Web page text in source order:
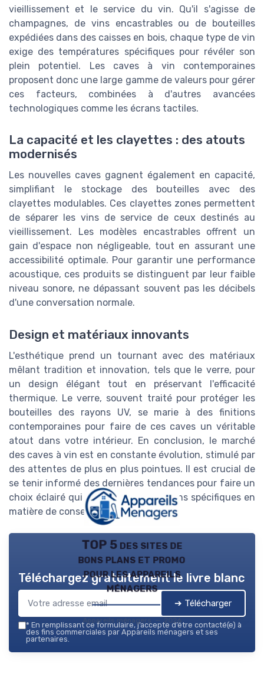
vieillissement et le service du vin. Qu'il s'agisse de
champagnes, de vins encastrables ou de bouteilles
expédiées dans des caisses en bois, chaque type de vin
exige des températures spécifiques pour révéler son
plein potentiel. Les caves à vin contemporaines
proposent donc une large gamme de valeurs pour gérer
ces facteurs, combinées à d'autres avancées
technologiques comme les écrans tactiles.
La capacité et les clayettes : des atouts
modernisés
Les nouvelles caves gagnent également en capacité,
simplifiant le stockage des bouteilles avec des
clayettes modulables. Ces clayettes zones permettent
de séparer les vins de service de ceux destinés au
vieillissement. Les modèles encastrables offrent un
gain d'espace non négligeable, tout en assurant une
accessibilité optimale. Pour garantir une performance
acoustique, ces produits se distinguent par leur faible
niveau sonore, ne dépassant souvent pas les décibels
d'une conversation normale.
Design et matériaux innovants
L'esthétique prend un tournant avec des matériaux
mêlant tradition et innovation, tels que le verre, pour
un design élégant tout en préservant l'efficacité
thermique. Le verre, souvent traité pour protéger les
bouteilles des rayons UV, se marie à des finitions
contemporaines pour faire de ces caves un véritable
atout dans votre intérieur. En conclusion, le marché
des caves à vin est en constante évolution, stimulé par
des attentes de plus en plus pointues. Il est crucial de
se tenir informé des dernières tendances pour faire un
choix éclairé qui répondra à vos besoins spécifiques en
matière de conservation et de service.
TOP 5 des sites de
bons plans et promo
pour les appareils
ménagers
Appareils ménagers — 2026
Téléchargez gratuitement le livre blanc
➔ Télécharger
* En remplissant ce formulaire, j’accepte d’être contacté(e) à
des fins commerciales par Appareils ménagers et ses
partenaires.